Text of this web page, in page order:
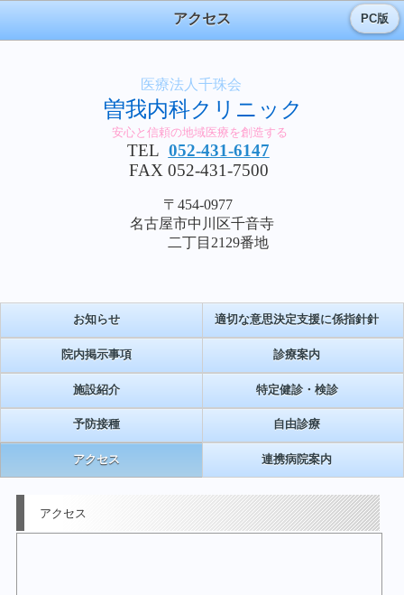
アクセス PC版
医療法人千珠会
曽我内科クリニック
安心と信頼の地域医療を創造する
TEL 052-431-6147
FAX 052-431-7500
〒454-0977
名古屋市中川区千音寺
二丁目2129番地
お知らせ 適切な意思決定支援に係指針針
院内掲示事項 診療案内
施設紹介 特定健診・検診
予防接種 自由診療
アクセス 連携病院案内
アクセス